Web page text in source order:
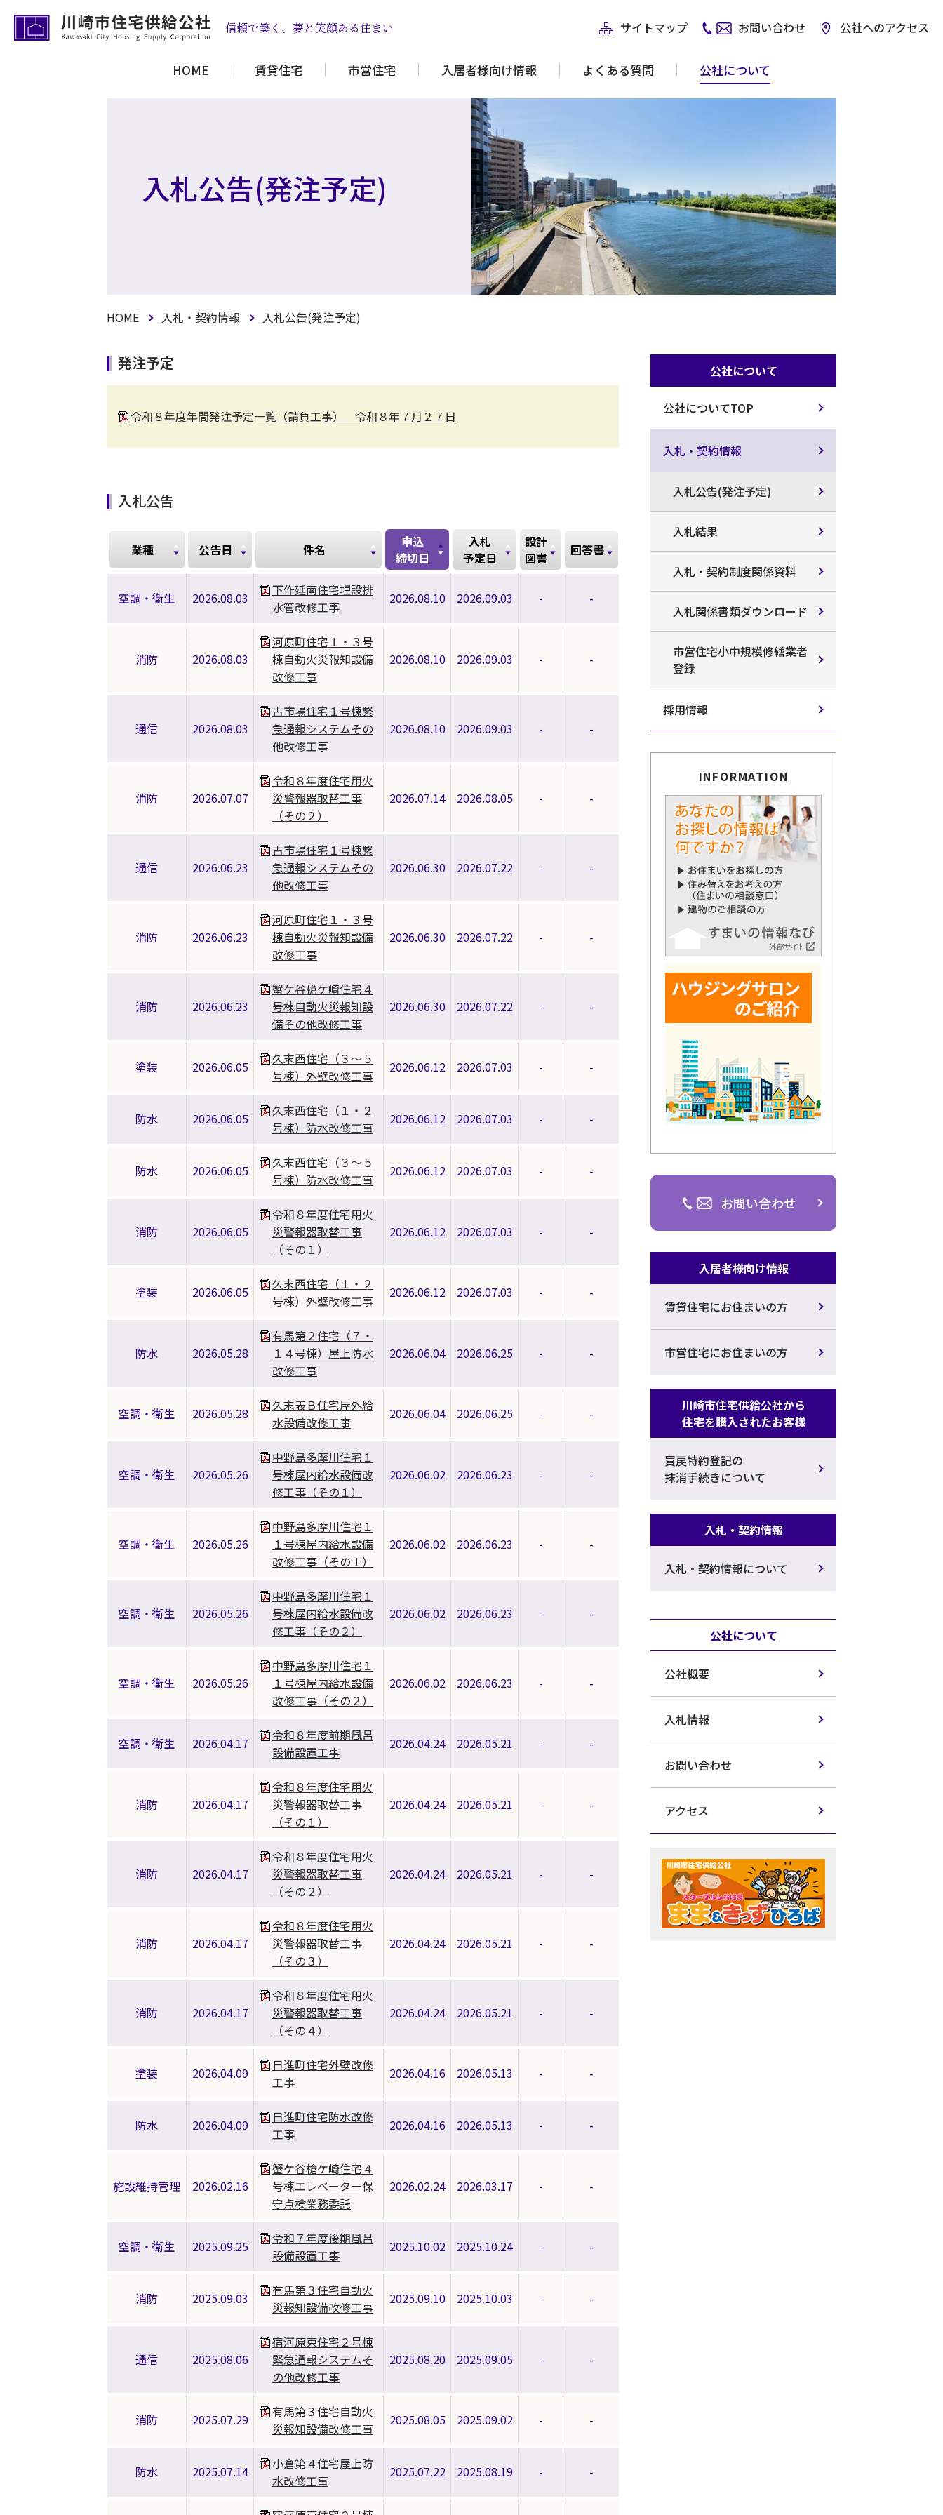
HOME 賃貸住宅 市営住宅 入居者様向け情報 よくある質問 公社について
信頼で築く、夢と笑顔ある住まい サイトマップ お問い合わせ 公社へのアクセス
入札公告(発注予定)
HOME 入札・契約情報 入札公告(発注予定)
発注予定
令和８年度年間発注予定一覧（請負工事） 令和８年７月２７日
入札公告
業種 公告日 件名
申込
締切日
入札
予定日
設計
図書
回答書
空調・衛生 2026.08.03
下作延南住宅埋設排
水管改修工事
2026.08.10 2026.09.03 - -
消防 2026.08.03
河原町住宅１・３号
棟自動火災報知設備
改修工事
2026.08.10 2026.09.03 - -
通信 2026.08.03
古市場住宅１号棟緊
急通報システムその
他改修工事
2026.08.10 2026.09.03 - -
消防 2026.07.07
令和８年度住宅用火
災警報器取替工事
（その２）
2026.07.14 2026.08.05 - -
通信 2026.06.23
古市場住宅１号棟緊
急通報システムその
他改修工事
2026.06.30 2026.07.22 - -
消防 2026.06.23
河原町住宅１・３号
棟自動火災報知設備
改修工事
2026.06.30 2026.07.22 - -
消防 2026.06.23
蟹ケ谷槍ケ崎住宅４
号棟自動火災報知設
備その他改修工事
2026.06.30 2026.07.22 - -
塗装 2026.06.05
久末西住宅（３～５
号棟）外壁改修工事
2026.06.12 2026.07.03 - -
防水 2026.06.05
久末西住宅（１・２
号棟）防水改修工事
2026.06.12 2026.07.03 - -
防水 2026.06.05
久末西住宅（３～５
号棟）防水改修工事
2026.06.12 2026.07.03 - -
消防 2026.06.05
令和８年度住宅用火
災警報器取替工事
（その１）
2026.06.12 2026.07.03 - -
塗装 2026.06.05
久末西住宅（１・２
号棟）外壁改修工事
2026.06.12 2026.07.03 - -
防水 2026.05.28
有馬第２住宅（７・
１４号棟）屋上防水
改修工事
2026.06.04 2026.06.25 - -
空調・衛生 2026.05.28
久末表Ｂ住宅屋外給
水設備改修工事
2026.06.04 2026.06.25 - -
空調・衛生 2026.05.26
中野島多摩川住宅１
号棟屋内給水設備改
修工事（その１）
2026.06.02 2026.06.23 - -
空調・衛生 2026.05.26
中野島多摩川住宅１
１号棟屋内給水設備
改修工事（その１）
2026.06.02 2026.06.23 - -
空調・衛生 2026.05.26
中野島多摩川住宅１
号棟屋内給水設備改
修工事（その２）
2026.06.02 2026.06.23 - -
空調・衛生 2026.05.26
中野島多摩川住宅１
１号棟屋内給水設備
改修工事（その２）
2026.06.02 2026.06.23 - -
空調・衛生 2026.04.17
令和８年度前期風呂
設備設置工事
2026.04.24 2026.05.21 - -
消防 2026.04.17
令和８年度住宅用火
災警報器取替工事
（その１）
2026.04.24 2026.05.21 - -
消防 2026.04.17
令和８年度住宅用火
災警報器取替工事
（その２）
2026.04.24 2026.05.21 - -
消防 2026.04.17
令和８年度住宅用火
災警報器取替工事
（その３）
2026.04.24 2026.05.21 - -
消防 2026.04.17
令和８年度住宅用火
災警報器取替工事
（その４）
2026.04.24 2026.05.21 - -
塗装 2026.04.09
日進町住宅外壁改修
工事
2026.04.16 2026.05.13 - -
防水 2026.04.09
日進町住宅防水改修
工事
2026.04.16 2026.05.13 - -
施設維持管理 2026.02.16
蟹ケ谷槍ケ崎住宅４
号棟エレベーター保
守点検業務委託
2026.02.24 2026.03.17 - -
空調・衛生 2025.09.25
令和７年度後期風呂
設備設置工事
2025.10.02 2025.10.24 - -
消防 2025.09.03
有馬第３住宅自動火
災報知設備改修工事
2025.09.10 2025.10.03 - -
通信 2025.08.06
宿河原東住宅２号棟
緊急通報システムそ
の他改修工事
2025.08.20 2025.09.05 - -
消防 2025.07.29
有馬第３住宅自動火
災報知設備改修工事
2025.08.05 2025.09.02 - -
防水 2025.07.14
小倉第４住宅屋上防
水改修工事
2025.07.22 2025.08.19 - -
公社について
公社についてTOP
入札・契約情報
入札公告(発注予定)
入札結果
入札・契約制度関係資料
入札関係書類ダウンロード
市営住宅小中規模修繕業者
登録
採用情報
INFORMATION
お問い合わせ
入居者様向け情報
賃貸住宅にお住まいの方
市営住宅にお住まいの方
川崎市住宅供給公社から
住宅を購入されたお客様
買戻特約登記の
抹消手続きについて
入札・契約情報
入札・契約情報について
公社について
公社概要
入札情報
お問い合わせ
アクセス